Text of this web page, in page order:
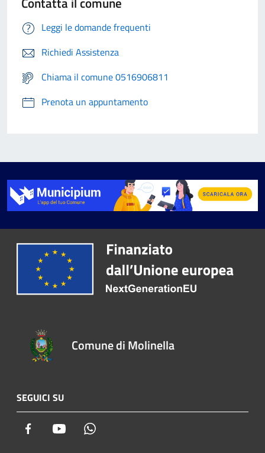
Leggi le domande frequenti
Richiedi Assistenza
Chiama il comune 0516906811
Prenota un appuntamento
Comune di Molinella
SEGUICI SU
Facebook Youtube